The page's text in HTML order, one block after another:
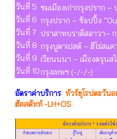
วันที่ 5 ชมเมืองเก่ากรุงปราก
วันที่ 6 กรุงปราก – ช้อปปิ้ง
วันที่ 7 ปราสาทบราติสลาวา–
วันที่ 8 กรุงบูดาเปสต์ – ฮีโร่สแ
วันที่ 9 เวียนนนา – เมืองดรุนส
วันที่ 10กรุงเทพฯ (-/-/-)
อัตราค่าบริการ ทัวร์ยุโรปตะวัน
ฮัลสตัทท์ -LH+OS